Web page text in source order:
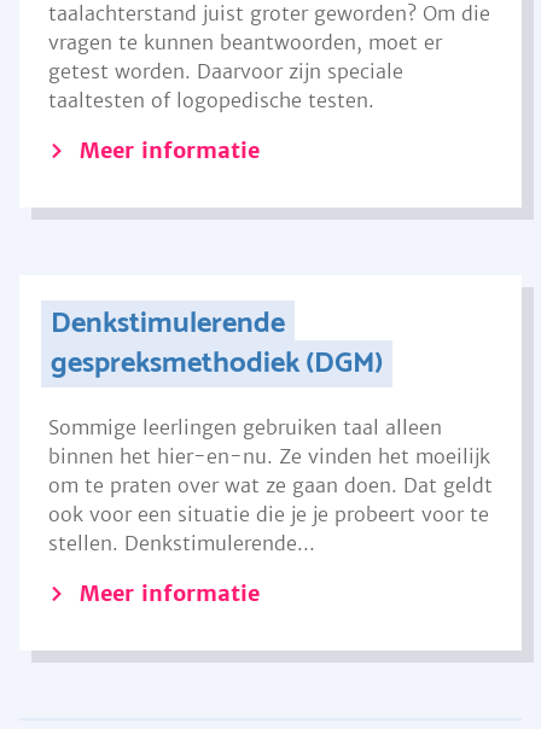
taalachterstand juist groter geworden? Om die
vragen te kunnen beantwoorden, moet er
getest worden. Daarvoor zijn speciale
taaltesten of logopedische testen.
Meer informatie
Denkstimulerende
gespreksmethodiek (DGM)
Sommige leerlingen gebruiken taal alleen
binnen het hier-en-nu. Ze vinden het moeilijk
om te praten over wat ze gaan doen. Dat geldt
ook voor een situatie die je je probeert voor te
stellen. Denkstimulerende...
Meer informatie